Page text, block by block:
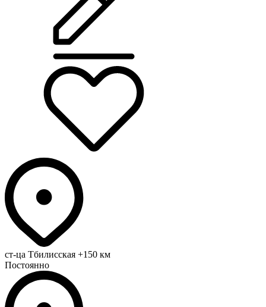
ст-ца Тбилисская +150 км
Постоянно